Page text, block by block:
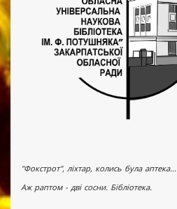
"Фокстрот", ліхтар, колись була аптека...
Аж раптом - дві сосни. Бібліотека.